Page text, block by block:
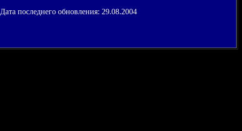
Дата последнего обновления: 29.08.2004